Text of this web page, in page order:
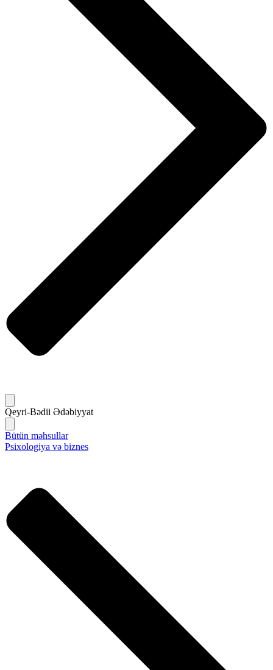
Qeyri-Bədii Ədəbiyyat
Bütün məhsullar
Psixologiya və biznes